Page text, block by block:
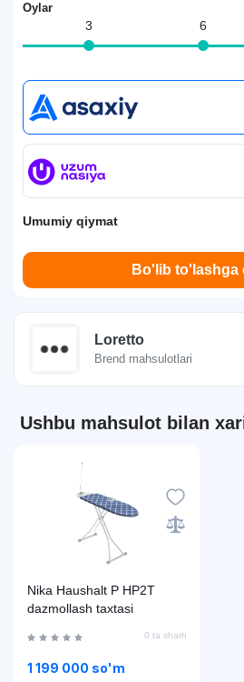
Oylar
3 6
Umumiy qiymat
Bo'lib to'lashga
Loretto
Brend mahsulotlari
Ushbu mahsulot bilan
Nika Haushalt P НР2Т
dazmollash taxtasi
0 ta sharh
1 199 000 so'm